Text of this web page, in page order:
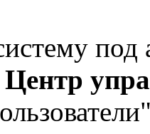
под
Центр